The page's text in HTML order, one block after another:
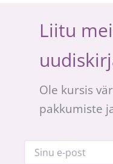
Liitu
Ole kursis
pakkumiste